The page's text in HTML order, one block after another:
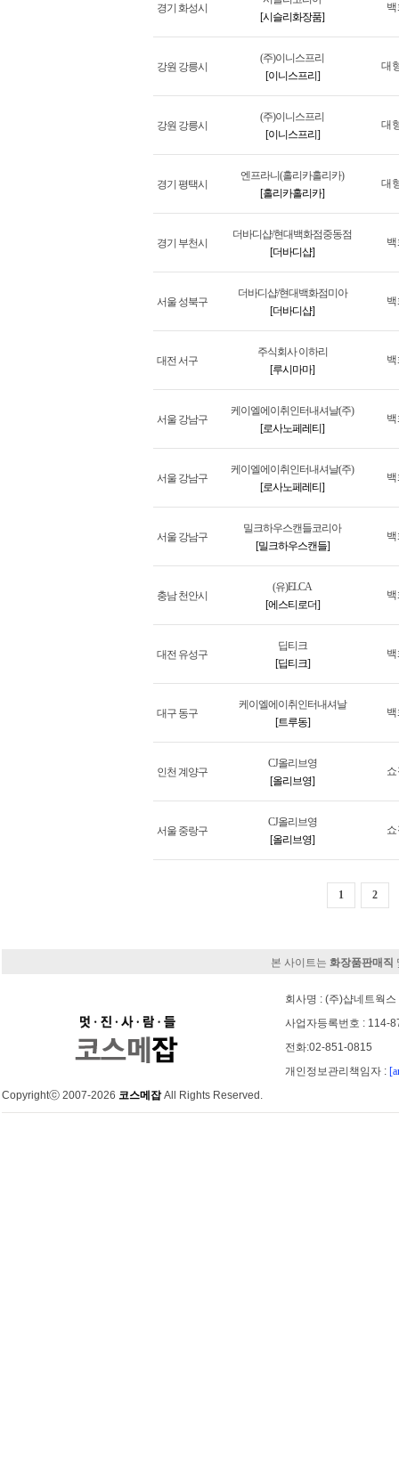
경기 화성시
[시슬리화장품]
강원 강릉시
(주)이니스프리
[이니스프리]
대
강원 강릉시
(주)이니스프리
[이니스프리]
대
경기 평택시
엔프라니(홀리카홀리카)
[홀리카홀리카]
대
경기 부천시
더바디샵/현대백화점중동점
[더바디샵]
서울 성북구
더바디샵/현대백화점미아
[더바디샵]
대전 서구
주식회사 이하리
[루시마마]
서울 강남구
케이엘에이취인터내셔날(주)
[로사노페레티]
서울 강남구
케이엘에이취인터내셔날(주)
[로사노페레티]
서울 강남구
밀크하우스캔들코리아
[밀크하우스캔들]
충남 천안시
(유)ELCA
[에스티로더]
대전 유성구
딥티크
[딥티크]
대구 동구
케이엘에이취인터내셔날
[트루동]
인천 계양구
CJ올리브영
[올리브영]
서울 중랑구
CJ올리브영
[올리브영]
1 2
본 사이트는 화장품판매직
회사명 : (주)샵네트웍
사업자등록번호 : 114-
전화:02-851-0815
개인정보관리책임자 :
Copyrightⓒ 2007-2026 코스메잡All Rights Reserved.